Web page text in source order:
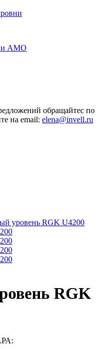
AMO
обращайтес по
на email: elena@invell.ru
уровень RGK U4200
RGK